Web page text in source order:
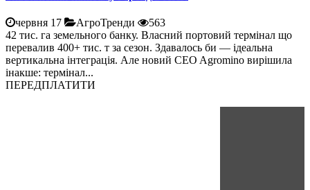
червня 17 АгроТренди
563
42 тис. га земельного банку. Власний портовий термінал що
перевалив 400+ тис. т за сезон. Здавалось би — ідеальна
вертикальна інтеграція. Але новий CEO Agromino вирішила
інакше: термінал...
ПЕРЕДПЛАТИТИ